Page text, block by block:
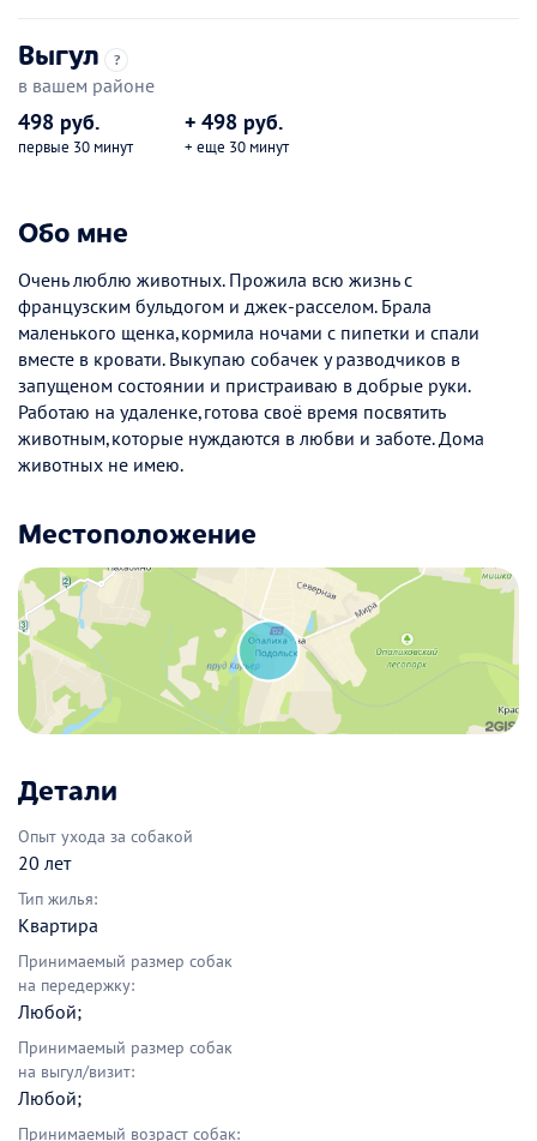
Выгул ?
в вашем районе
498 руб.
первые 30 минут
+ 498 руб.
+ еще 30 минут
Обо мне
Очень люблю животных. Прожила всю жизнь с
французским бульдогом и джек-расселом. Брала
маленького щенка,кормила ночами с пипетки и спали
вместе в кровати. Выкупаю собачек у разводчиков в
запущеном состоянии и пристраиваю в добрые руки.
Работаю на удаленке,готова своё время посвятить
животным,которые нуждаются в любви и заботе. Дома
животных не имею.
Местоположение
Детали
Опыт ухода за собакой
20 лет
Тип жилья:
Квартира
Принимаемый размер собак
на передержку:
Любой;
Принимаемый размер собак
на выгул/визит:
Любой;
Принимаемый возраст собак: